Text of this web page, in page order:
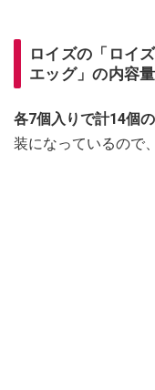
ロイズの「ロイ
エッグ」の内容量
各7個入りで計14個
装になっているので